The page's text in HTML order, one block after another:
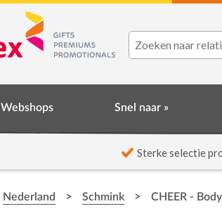
Webshops Snel naar »
Sterke selectie
Nederland > Schmink > CHEER -